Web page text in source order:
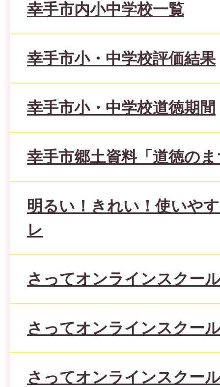
幸手市内小中学校一覧
幸手市小・中学校評価結果
幸手市小・中学校道徳期間
幸手市郷土資料「道徳の
明るい！きれい！使いや
レ
さってオンラインスクー
さってオンラインスクー
さってオンラインスクー